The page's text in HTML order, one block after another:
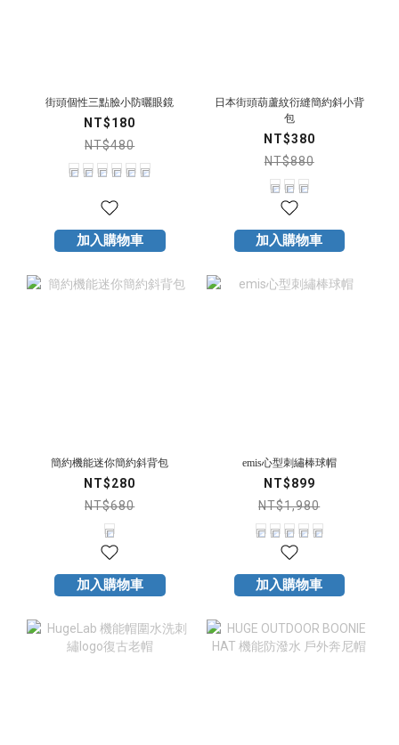
街頭個性三點臉小防曬眼鏡
NT$180
NT$480
加入購物車
日本街頭葫蘆紋衍縫簡約斜小背
包
NT$380
NT$880
加入購物車
簡約機能迷你簡約斜背包
NT$280
NT$680
加入購物車
emis心型刺繡棒球帽
NT$899
NT$1,980
加入購物車